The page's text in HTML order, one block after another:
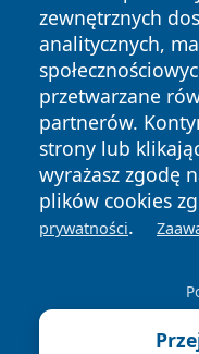
zewnętrznych
analitycznych,
przetwarzane
partnerów.
strony lub
wyrażasz zgodę
plików cookies
prywatności.
Copyright © 2026
zastrzeżone.
News Autorzy